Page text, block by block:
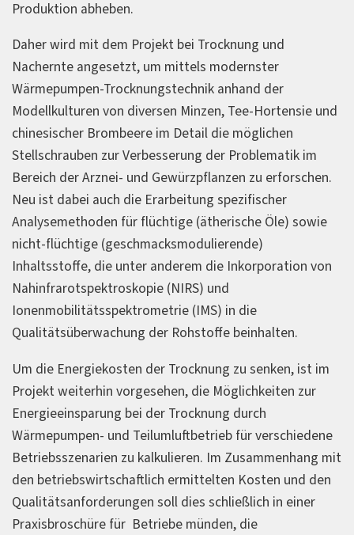
Produktion abheben.
Daher wird mit dem Projekt bei Trocknung und
Nachernte angesetzt, um mittels modernster
Wärmepumpen-Trocknungstechnik anhand der
Modellkulturen von diversen Minzen, Tee-Hortensie und
chinesischer Brombeere im Detail die möglichen
Stellschrauben zur Verbesserung der Problematik im
Bereich der Arznei- und Gewürzpflanzen zu erforschen.
Neu ist dabei auch die Erarbeitung spezifischer
Analysemethoden für flüchtige (ätherische Öle) sowie
nicht-flüchtige (geschmacksmodulierende)
Inhaltsstoffe, die unter anderem die Inkorporation von
Nahinfrarotspektroskopie (NIRS) und
Ionenmobilitätsspektrometrie (IMS) in die
Qualitätsüberwachung der Rohstoffe beinhalten.
Um die Energiekosten der Trocknung zu senken, ist im
Projekt weiterhin vorgesehen, die Möglichkeiten zur
Energieeinsparung bei der Trocknung durch
Wärmepumpen- und Teilumluftbetrieb für verschiedene
Betriebsszenarien zu kalkulieren. Im Zusammenhang mit
den betriebswirtschaftlich ermittelten Kosten und den
Qualitätsanforderungen soll dies schließlich in einer
Praxisbroschüre für Betriebe münden, die